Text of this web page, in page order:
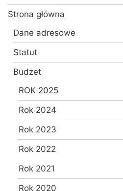
Strona główna
Dane adresowe
Statut
Budżet
ROK 2025
Rok 2024
Rok 2023
Rok 2022
Rok 2021
Rok 2020